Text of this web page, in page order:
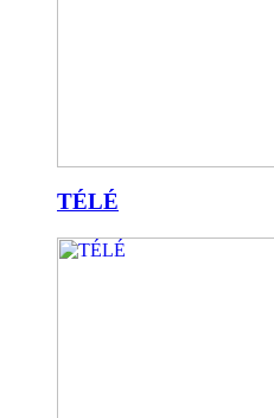
TÉLÉ